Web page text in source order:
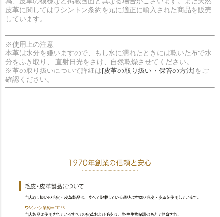
皮革に関してはワシントン条約を元に適正に輸入された商品を販売
しています。
※使用上の注意
本革は水分を嫌いますので、もし水に濡れたときには乾いた布で水
分をふき取り、 直射日光をさけ、自然乾燥させてください。
※革の取り扱いについて詳細は[皮革の取り扱い・保管の方法]をご
確認ください。